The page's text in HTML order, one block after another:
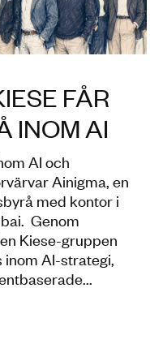
FÅR
INOM AI
AI och
Ainigma, en
med kontor i
Genom
Kiese-gruppen
AI-strategi,